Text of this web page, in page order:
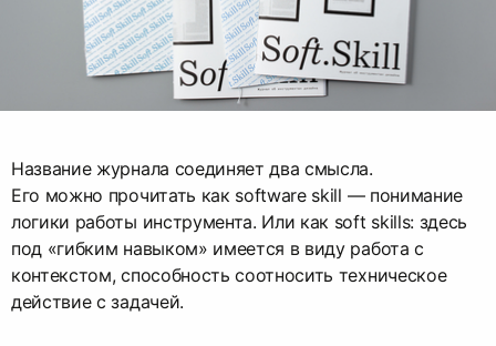
Название журнала соединяет два смысла.
Его можно прочитать как software skill — понимание
логики работы инструмента. Или как soft skills: здесь
под «гибким навыком» имеется в виду работа с
контекстом, способность соотносить техническое
действие с задачей.